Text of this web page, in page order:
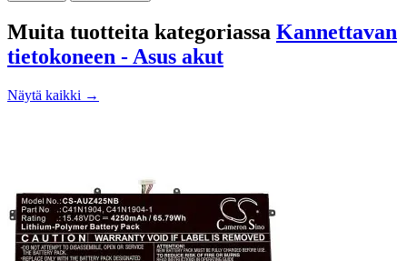
Muita tuotteita kategoriassa Kannettavan
tietokoneen - Asus akut
Näytä kaikki →